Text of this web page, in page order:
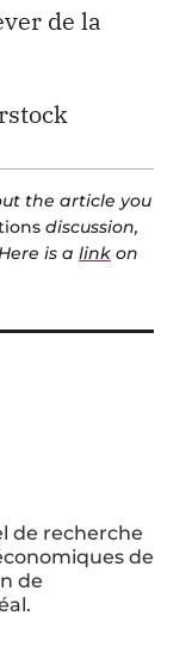
de la
the article you
discussion,
is a link on
de recherche
de
de